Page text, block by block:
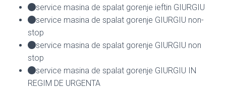
service masina de spalat gorenje ieftin GIURGIU
service masina de spalat gorenje GIURGIU non-
stop
service masina de spalat gorenje GIURGIU non
stop
service masina de spalat gorenje GIURGIU IN
REGIM DE URGENTA